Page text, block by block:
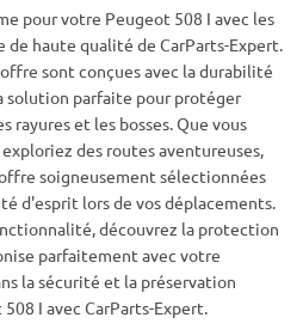
pour votre Peugeot 508 I avec les
haute qualité de CarParts-Expert.
sont conçues avec la durabilité
parfaite pour protéger
rayures et les bosses. Que vous
des routes aventureuses,
soigneusement sélectionnées
d'esprit lors de vos déplacements.
découvrez la protection
parfaitement avec votre
la sécurité et la préservation
I avec CarParts-Expert.